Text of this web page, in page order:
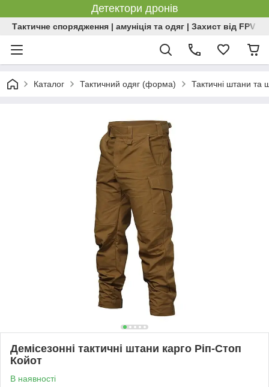
Детектори дронів
Тактичне спорядження | амуніція та одяг | Захист від FPV |
Каталог Тактичний одяг (форма) Тактичні штани та
Демісезонні тактичні штани карго Ріп-Стоп
Койот
В наявності